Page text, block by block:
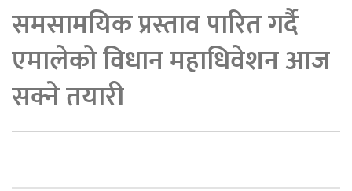
समसामयिक प्रस्ताव पारित गर्दै
एमालेको विधान महाधिवेशन आज
सक्ने तयारी